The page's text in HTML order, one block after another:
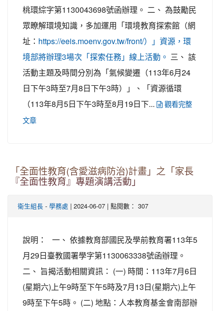
桃環綜字第1130043698號函辦理。 二、 為鼓勵民
眾瞭解環境知識，多加運用「環境教育探索館（網
址： https://eeis.moenv.gov.tw/front/）」資源，環
境部將辦理3場次「探索任務」線上活動。
三、 該
活動主題及時間分別為「氣候變遷（113年6月24
日下午3時至7月8日下午3時）」、「資源循環
（113年8月5日下午3時至8月19日下...
觀看完整
文章
「全面性教育(含愛滋病防治)計畫」之「家長
『全面性教育』專題演講活動」
衛生組長 - 學務處 | 2024-06-07 | 點閱數： 307
說明： 一、 依據教育部國民及學前教育署113年5
月29日臺教國署學字第1130063338號函辦理。
二、 旨揭活動相關資訊： (一) 時間：113年7月6日
(星期六)上午9時至下午5時及7月13日(星期六)上午
9時至下午5時。 (二) 地點：人本教育基金會南部辦